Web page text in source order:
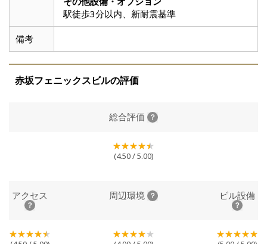
駅徒歩3分以内、新耐震基準
備考
赤坂フェニックスビルの評価
総合評価
(4.50 / 5.00)
アクセス 周辺環境 ビル設備